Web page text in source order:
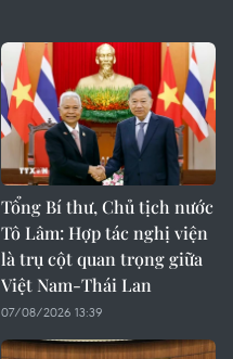
Tổng Bí thư, Chủ tịch nước
Tô Lâm: Hợp tác nghị viện
là trụ cột quan trọng giữa
Việt Nam-Thái Lan
07/08/2026 13:39